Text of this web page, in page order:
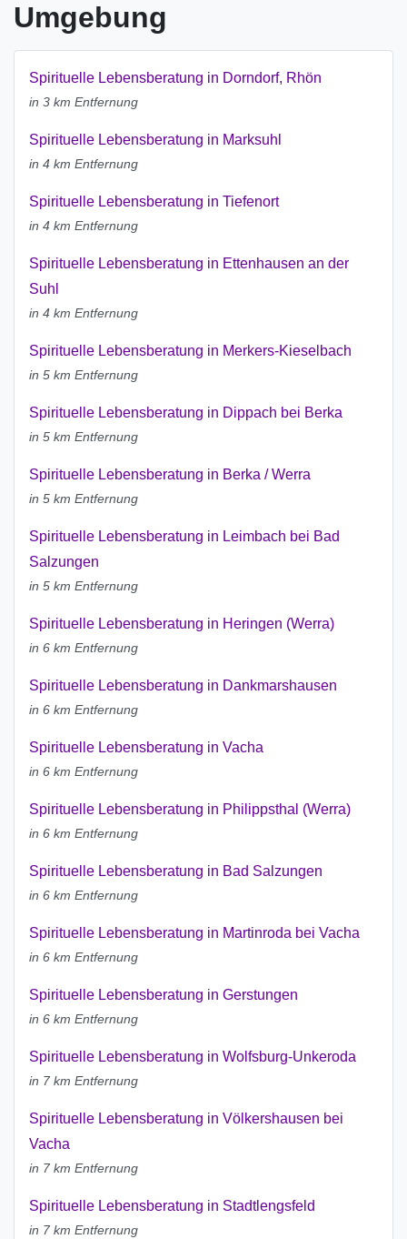
Umgebung
Spirituelle Lebensberatung in Dorndorf, Rhön
in 3 km Entfernung
Spirituelle Lebensberatung in Marksuhl
in 4 km Entfernung
Spirituelle Lebensberatung in Tiefenort
in 4 km Entfernung
Spirituelle Lebensberatung in Ettenhausen an der
Suhl
in 4 km Entfernung
Spirituelle Lebensberatung in Merkers-Kieselbach
in 5 km Entfernung
Spirituelle Lebensberatung in Dippach bei Berka
in 5 km Entfernung
Spirituelle Lebensberatung in Berka / Werra
in 5 km Entfernung
Spirituelle Lebensberatung in Leimbach bei Bad
Salzungen
in 5 km Entfernung
Spirituelle Lebensberatung in Heringen (Werra)
in 6 km Entfernung
Spirituelle Lebensberatung in Dankmarshausen
in 6 km Entfernung
Spirituelle Lebensberatung in Vacha
in 6 km Entfernung
Spirituelle Lebensberatung in Philippsthal (Werra)
in 6 km Entfernung
Spirituelle Lebensberatung in Bad Salzungen
in 6 km Entfernung
Spirituelle Lebensberatung in Martinroda bei Vacha
in 6 km Entfernung
Spirituelle Lebensberatung in Gerstungen
in 6 km Entfernung
Spirituelle Lebensberatung in Wolfsburg-Unkeroda
in 7 km Entfernung
Spirituelle Lebensberatung in Völkershausen bei
Vacha
in 7 km Entfernung
Spirituelle Lebensberatung in Stadtlengsfeld
in 7 km Entfernung